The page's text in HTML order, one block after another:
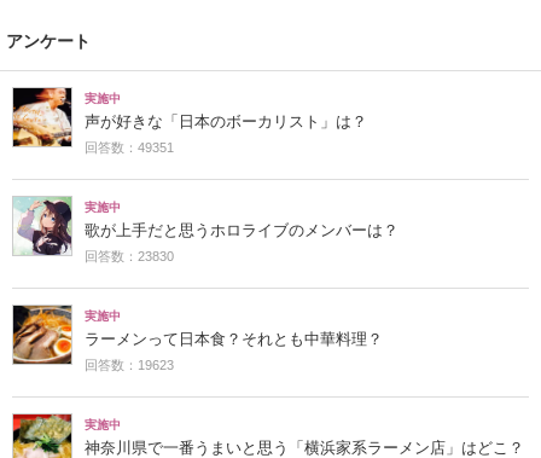
アンケート
実施中
声が好きな「日本のボーカリスト」は？
回答数：49351
実施中
歌が上手だと思うホロライブのメンバーは？
回答数：23830
実施中
ラーメンって日本食？それとも中華料理？
回答数：19623
実施中
神奈川県で一番うまいと思う「横浜家系ラーメン店」はどこ？